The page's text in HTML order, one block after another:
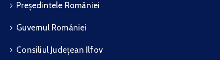
Președintele României
Guvernul României
Consiliul Județean Ilfov